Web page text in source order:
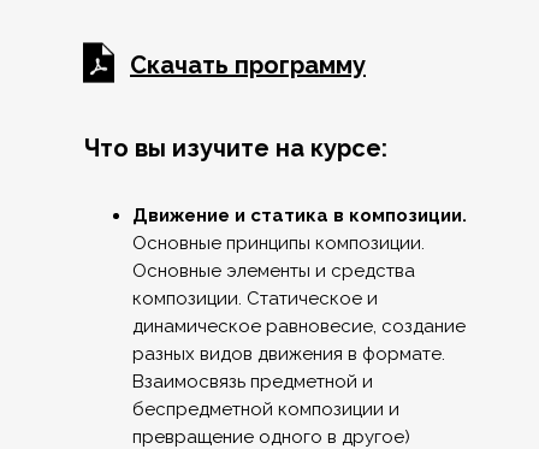
Что вы изучите на курсе:
Скачать программу
Движение и статика в композиции.
Основные принципы композиции.
Основные элементы и средства
композиции. Статическое и
динамическое равновесие, создание
разных видов движения в формате.
Взаимосвязь предметной и
беспредметной композиции и
превращение одного в другое)